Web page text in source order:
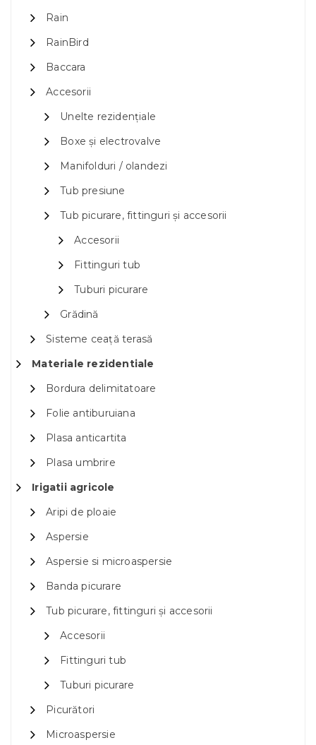
Rain
RainBird
Baccara
Accesorii
Unelte rezidențiale
Boxe și electrovalve
Manifolduri / olandezi
Tub presiune
Tub picurare, fittinguri și accesorii
Accesorii
Fittinguri tub
Tuburi picurare
Grădină
Sisteme ceață terasă
Materiale rezidentiale
Bordura delimitatoare
Folie antiburuiana
Plasa anticartita
Plasa umbrire
Irigatii agricole
Aripi de ploaie
Aspersie
Aspersie si microaspersie
Banda picurare
Tub picurare, fittinguri și accesorii
Accesorii
Fittinguri tub
Tuburi picurare
Picurători
Microaspersie